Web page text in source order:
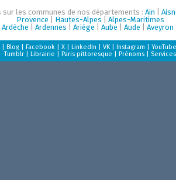
sur les communes de nos départements : Ain
Provence
Hautes-Alpes
Alpes-Maritimes
Ardèche
Ardennes Ariège Aube Aude Aveyron
Blog Facebook X LinkedIn VK Instagram
YouTube
Tumblr
Librairie Paris pittoresque Prénoms Services